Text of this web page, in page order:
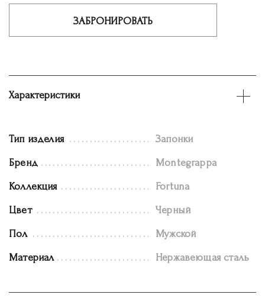
ЗАБРОНИРОВАТЬ
Характеристики
Тип изделия Запонки
Бренд Montegrappa
Коллекция Fortuna
Цвет Черный
Пол Мужской
Материал Нержавеющая сталь